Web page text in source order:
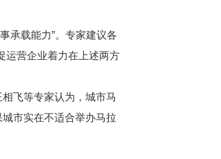
承载能力”。专家建议各
运营企业着力在上述两方
飞等专家认为，城市马
市实在不适合举办马拉